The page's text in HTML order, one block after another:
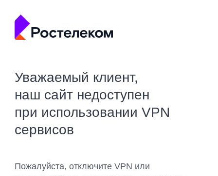
Уважаемый клиент,
наш сайт недоступен
при использовании VPN
сервисов
Пожалуйста, отключите VPN или